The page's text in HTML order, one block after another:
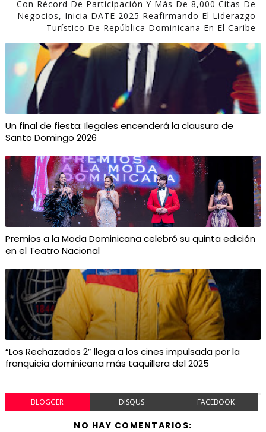
Con Récord De Participación Y Más De 8,000 Citas De
Negocios, Inicia DATE 2025 Reafirmando El Liderazgo
Turístico De República Dominicana En El Caribe
Un final de fiesta: Ilegales encenderá la clausura de
Santo Domingo 2026
Premios a la Moda Dominicana celebró su quinta edición
en el Teatro Nacional
“Los Rechazados 2” llega a los cines impulsada por la
franquicia dominicana más taquillera del 2025
BLOGGER DISQUS FACEBOOK
NO HAY COMENTARIOS: